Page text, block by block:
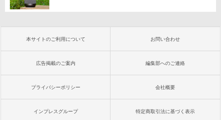
本サイトのご利用について お問い合わせ
広告掲載のご案内 編集部へのご連絡
プライバシーポリシー 会社概要
インプレスグループ 特定商取引法に基づく表示